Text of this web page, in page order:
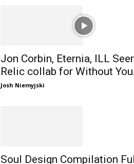
Jon Corbin, Eternia, ILL
Relic collab for Without
Josh Niemyjski
Soul Design Compilation